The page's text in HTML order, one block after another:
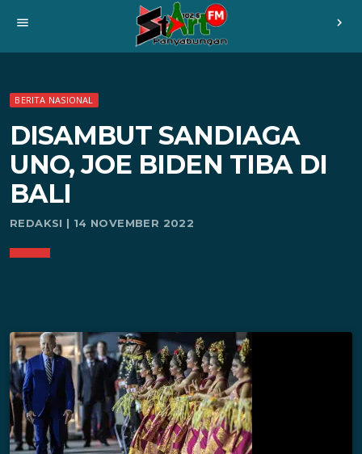
menu chevron_right
BERITA NASIONAL
DISAMBUT SANDIAGA
UNO, JOE BIDEN TIBA DI
BALI
REDAKSI | 14 NOVEMBER 2022